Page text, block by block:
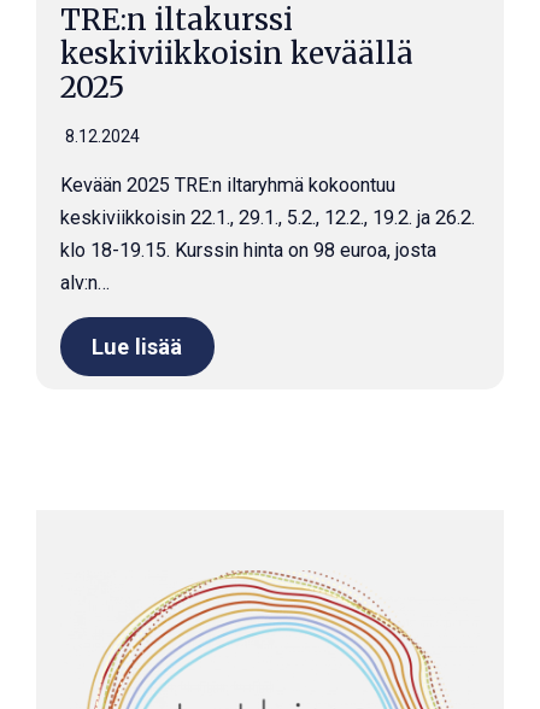
TRE:n iltakurssi
keskiviikkoisin keväällä
2025
8.12.2024
Kevään 2025 TRE:n iltaryhmä kokoontuu
keskiviikkoisin 22.1., 29.1., 5.2., 12.2., 19.2. ja 26.2.
klo 18-19.15. Kurssin hinta on 98 euroa, josta
alv:n…
Lue lisää